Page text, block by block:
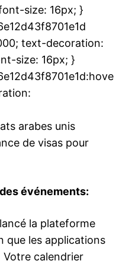
size: 16px; }
text-decoration:
size: 16px; }
arabes unis
de visas pour
événements:
la plateforme
que les applications
Votre calendrier